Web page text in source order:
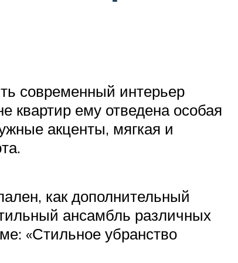
современный интерьер
квартир ему отведена особая
акценты, мягкая и
как дополнительный
ансамбль различных
«Стильное убранство